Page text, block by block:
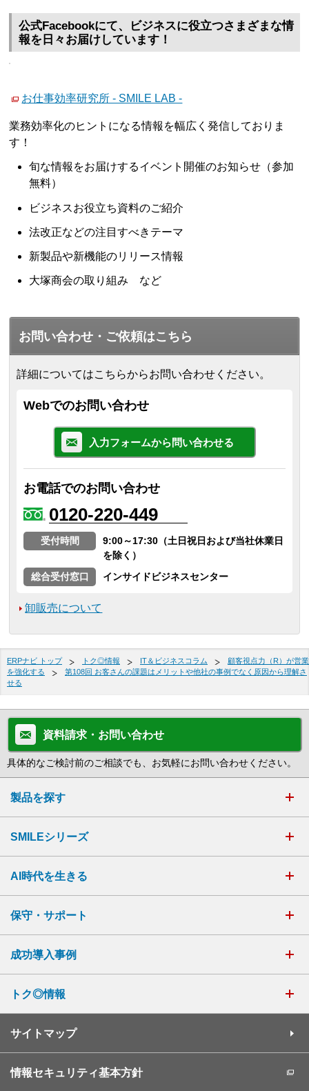
公式Facebookにて、ビジネスに役立つさまざまな情
報を日々お届けしています！
お仕事効率研究所 - SMILE LAB -
業務効率化のヒントになる情報を幅広く発信しておりま
す！
旬な情報をお届けするイベント開催のお知らせ（参加
無料）
ビジネスお役立ち資料のご紹介
法改正などの注目すべきテーマ
新製品や新機能のリリース情報
大塚商会の取り組み など
お問い合わせ・ご依頼はこちら
詳細についてはこちらからお問い合わせください。
Webでのお問い合わせ
入力フォームから問い合わせる
お電話でのお問い合わせ
0120-220-449
受付時間
9:00～17:30（土日祝日および当社休業日
を除く）
総合受付窓口
インサイドビジネスセンター
卸販売について
ERPナビ トップ トク◎情報 IT＆ビジネスコラム
顧客視点力（R）が営業
を強化する
第108回 お客さんの課題はメリットや他社の事例でなく原因から理解さ
せる
資料請求・お問い合わせ
具体的なご検討前のご相談でも、お気軽にお問い合わせください。
製品を探す
SMILEシリーズ
AI時代を生きる
保守・サポート
成功導入事例
トク◎情報
サイトマップ
情報セキュリティ基本方針